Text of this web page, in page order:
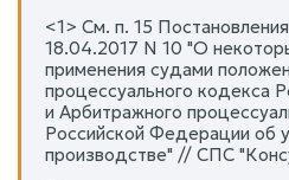
<1> См. п. 15
18.04.2017 N 10 "О
применения судами
процессуального кодекса
и Арбитражного
Российской Федерации об
производстве" // СПС